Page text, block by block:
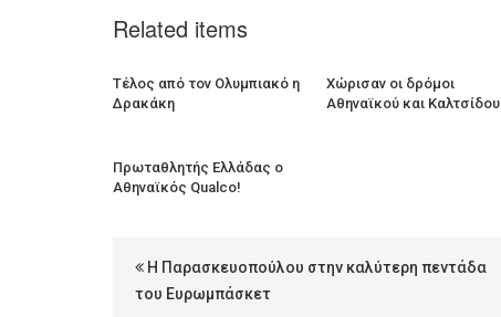
Related items
Τέλος από τον Ολυμπιακό η
Δρακάκη
Χώρισαν οι δρόμοι
Αθηναϊκού και Καλτσίδου
Πρωταθλητής Ελλάδας ο
Αθηναϊκός Qualco!
Η Παρασκευοπούλου στην καλύτερη πεντάδα
του Ευρωμπάσκετ